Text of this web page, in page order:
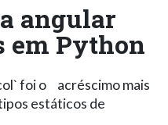
angular
em Python
foi o acréscimo mais
estáticos de